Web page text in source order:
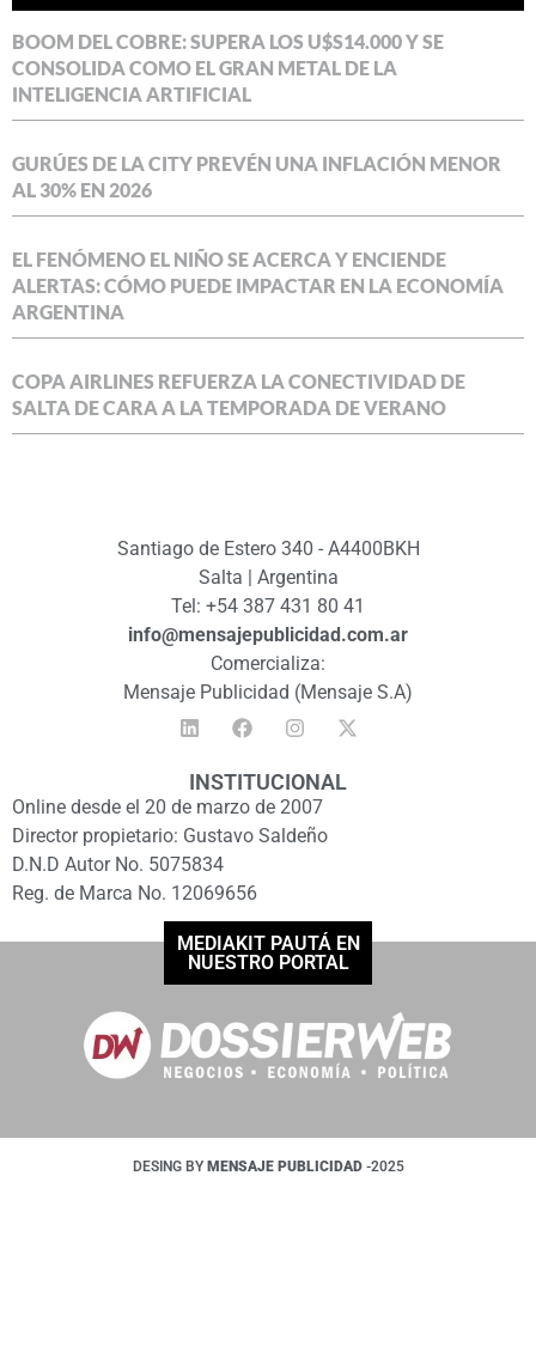
BOOM DEL COBRE: SUPERA LOS U$S14.000 Y SE
CONSOLIDA COMO EL GRAN METAL DE LA
INTELIGENCIA ARTIFICIAL
GURÚES DE LA CITY PREVÉN UNA INFLACIÓN MENOR
AL 30% EN 2026
EL FENÓMENO EL NIÑO SE ACERCA Y ENCIENDE
ALERTAS: CÓMO PUEDE IMPACTAR EN LA ECONOMÍA
ARGENTINA
COPA AIRLINES REFUERZA LA CONECTIVIDAD DE
SALTA DE CARA A LA TEMPORADA DE VERANO
Santiago de Estero 340 - A4400BKH
Salta | Argentina
Tel: +54 387 431 80 41
info@mensajepublicidad.com.ar
Comercializa:
Mensaje Publicidad (Mensaje S.A)
INSTITUCIONAL
Online desde el 20 de marzo de 2007
Director propietario: Gustavo Saldeño
D.N.D Autor No. 5075834
Reg. de Marca No. 12069656
MEDIAKIT PAUTÁ EN
NUESTRO PORTAL
DESING BY MENSAJE PUBLICIDAD -2025